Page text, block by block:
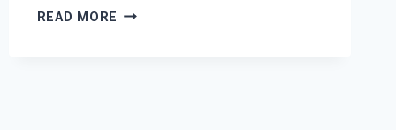
READ MORE ARTEMISIA